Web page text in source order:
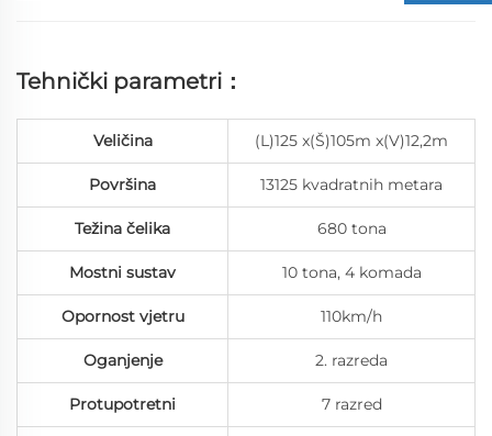
Tehnički parametri：
Veličina (L)125 x(Š)105m x(V)12,2m
Površina 13125 kvadratnih metara
Težina čelika 680 tona
Mostni sustav 10 tona, 4 komada
Opornost vjetru 110km/h
Oganjenje 2. razreda
Protupotretni 7 razred